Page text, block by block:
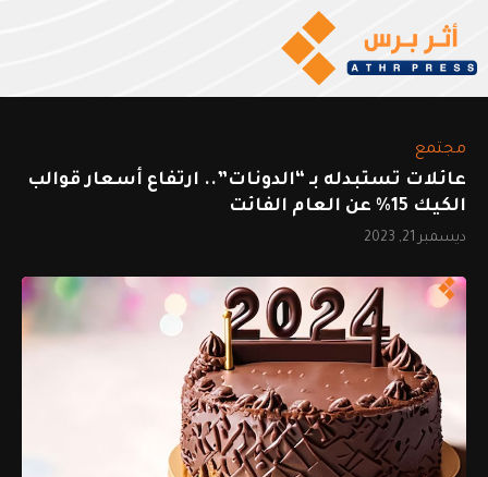
مجتمع
عائلات تستبدله بـ “الدونات”.. ارتفاع أسعار قوالب
الكيك 15% عن العام الفائت
ديسمبر 21, 2023